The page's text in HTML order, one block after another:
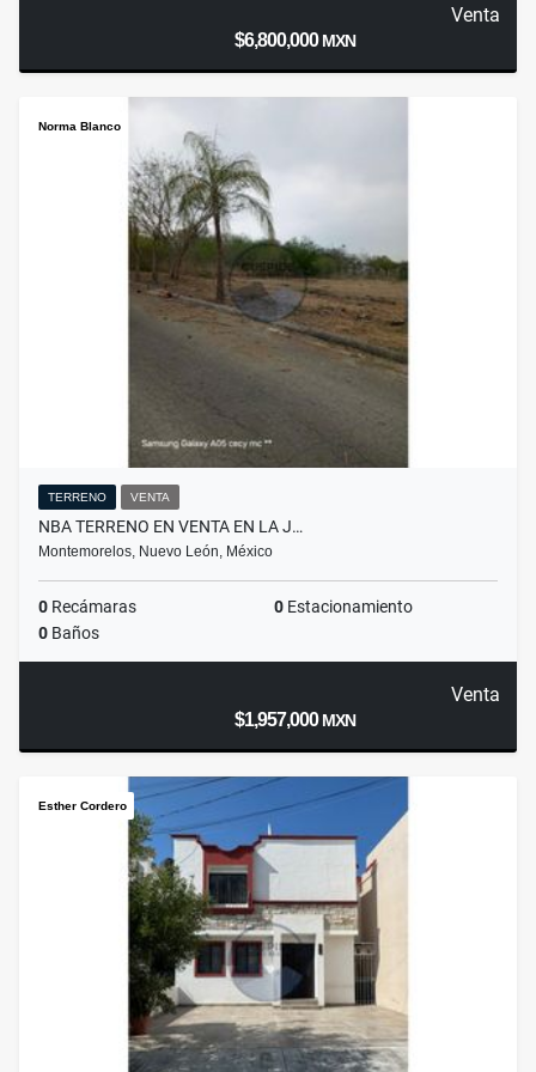
Venta
$6,800,000MXN
Norma Blanco
TERRENO VENTA
NBA TERRENO EN VENTA EN LA J…
Montemorelos, Nuevo León, México
0 Recámaras 0 Estacionamiento
0 Baños
Venta
$1,957,000MXN
Esther Cordero